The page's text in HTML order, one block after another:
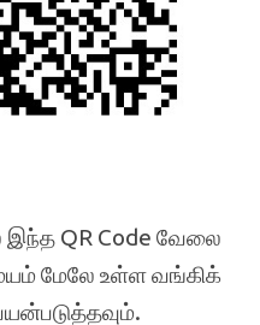
இந்த QR Code வேலை
மேலே உள்ள வங்கிக்